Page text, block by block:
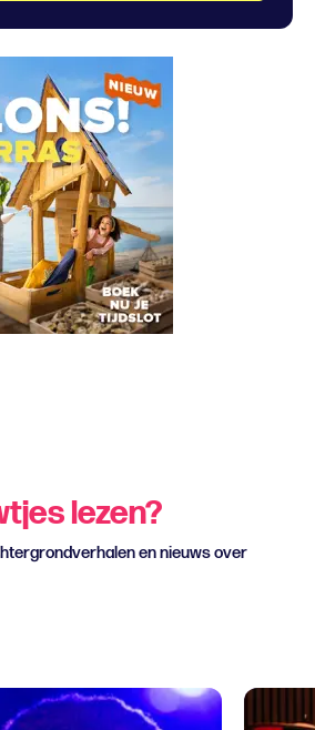
lezen?
en nieuws over